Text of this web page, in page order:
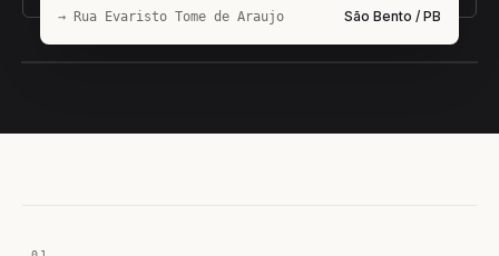
→ Rua Evaristo Tome de Araujo São Bento / PB